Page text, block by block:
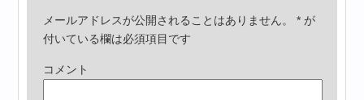
メールアドレスが公開されることはありません。 * が
付いている欄は必須項目です
コメント